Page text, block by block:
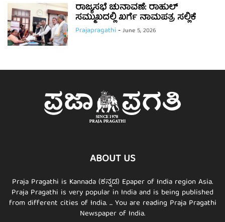
ರಾಜ್ಯಸಭೆ ಚುನಾವಣೆ: ರಾಹುಲ್
ಸಮ್ಮುಖದಲ್ಲಿ ಖರ್ಗೆ ನಾಮಪತ್ರ ಸಲ್ಲಿಕೆ
Prajapragathi-June 5, 2026
ABOUT US
Praja Pragathi is Kannada (ಕನ್ನಡ) Epaper of India region Asia.
Praja Pragathi is very popular in India and is being published
from different cities of India. ... You are reading Praja Pragathi
Newspaper of India.